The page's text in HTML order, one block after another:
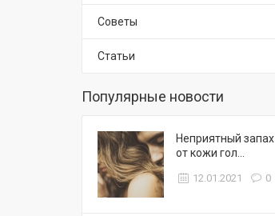
Советы
Статьи
Популярные новости
Неприятный запах
от кожи гол...
12.01.2021 0